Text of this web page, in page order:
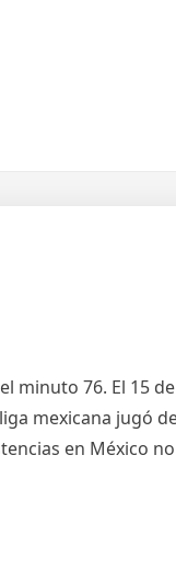
minuto 76. El 15
mexicana jugó
en México